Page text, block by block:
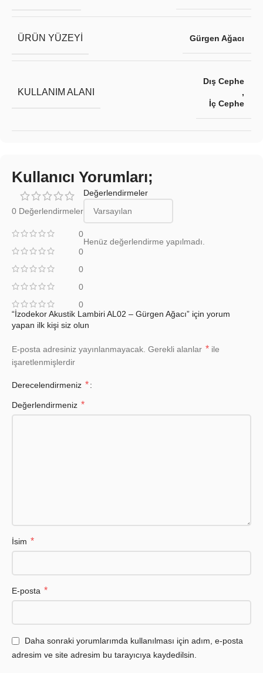
ÜRÜN YÜZEYI Gürgen Ağacı
KULLANIM ALANI
Dış Cephe
,
İç Cephe
Kullanıcı Yorumları;
0 Değerlendirmeler
0
0
0
0
0
Değerlendirmeler
Henüz değerlendirme yapılmadı.
“İzodekor Akustik Lambiri AL02 – Gürgen Ağacı” için yorum
yapan ilk kişi siz olun
E-posta adresiniz yayınlanmayacak. Gerekli alanlar * ile
işaretlenmişlerdir
Derecelendirmeniz *
Değerlendirmeniz *
İsim *
E-posta *
Daha sonraki yorumlarımda kullanılması için adım, e-posta
adresim ve site adresim bu tarayıcıya kaydedilsin.